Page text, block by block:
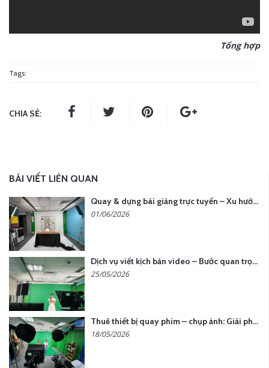
Tổng hợp
Tags:
CHIA SẺ:
BÀI VIẾT LIÊN QUAN
Quay & dựng bài giảng trực tuyến – Xu hướng đào tạo thời đại số
01/06/2026
Dịch vụ viết kịch bản video – Bước quan trọng quyết định thành công nội dung
25/05/2026
Thuê thiết bị quay phim – chụp ảnh: Giải pháp tối ưu chi phí cho doanh nghiệp
18/05/2026